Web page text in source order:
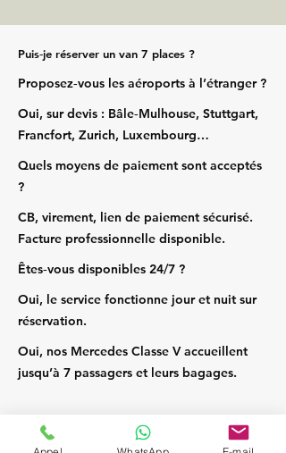
Puis‑je réserver un van 7 places ?
Proposez‑vous les aéroports à l’étranger ?
Oui, sur devis : Bâle‑Mulhouse, Stuttgart,
Francfort, Zurich, Luxembourg…
Quels moyens de paiement sont acceptés
?
CB, virement, lien de paiement sécurisé.
Facture professionnelle disponible.
Êtes‑vous disponibles 24/7 ?
Oui, le service fonctionne jour et nuit sur
réservation.
Oui, nos Mercedes Classe V accueillent
jusqu’à 7 passagers et leurs bagages.